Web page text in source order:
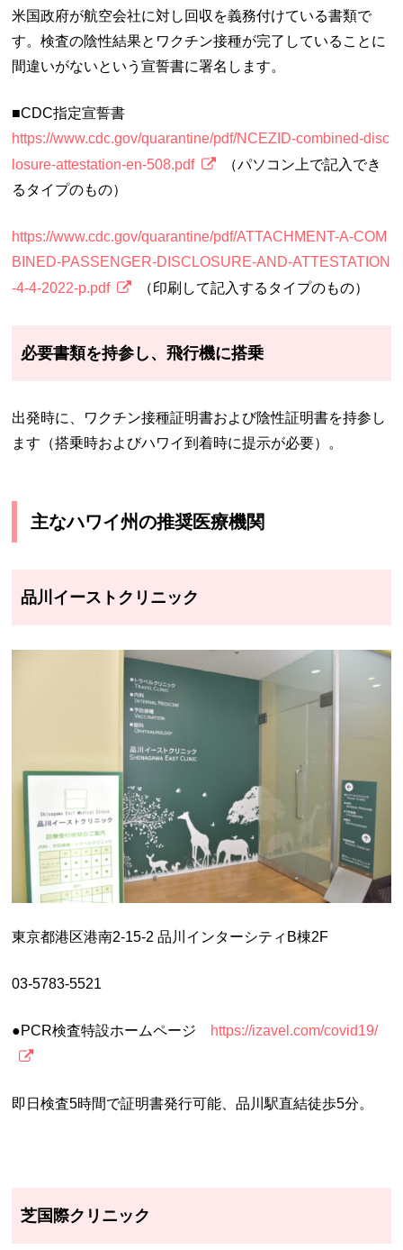
米国政府が航空会社に対し回収を義務付けている書類で
す。検査の陰性結果とワクチン接種が完了していることに
間違いがないという宣誓書に署名します。
■CDC指定宣誓書
https://www.cdc.gov/quarantine/pdf/NCEZID-combined-disc
losure-attestation-en-508.pdf
（パソコン上で記入でき
るタイプのもの）
https://www.cdc.gov/quarantine/pdf/ATTACHMENT-A-COM
BINED-PASSENGER-DISCLOSURE-AND-ATTESTATION
-4-4-2022-p.pdf
（印刷して記入するタイプのもの）
必要書類を持参し、飛行機に搭乗
出発時に、ワクチン接種証明書および陰性証明書を持参し
ます（搭乗時およびハワイ到着時に提示が必要）。
主なハワイ州の推奨医療機関
品川イーストクリニック
東京都港区港南2-15-2 品川インターシティB棟2F
03-5783-5521
●PCR検査特設ホームページ https://izavel.com/covid19/
即日検査5時間で証明書発行可能、品川駅直結徒歩5分。
芝国際クリニック